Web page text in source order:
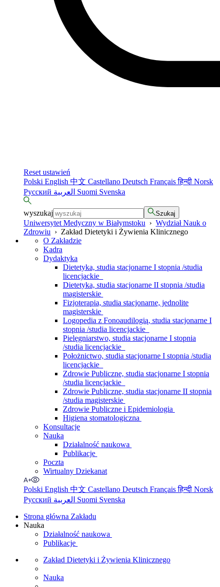
Reset ustawień
Polski English 中文 Castellano Deutsch Françaisहिन्दी Norsk
Русский
Suomi Svenska
wyszukaj Szukaj
Uniwersytet Medyczny w Białymstoku › Wydział Nauk o
Zdrowiu › Zakład Dietetyki i Żywienia Klinicznego
O Zakładzie
Kadra
Dydaktyka
Dietetyka, studia stacjonarne I stopnia /studia
licencjackie
Dietetyka, studia stacjonarne II stopnia /studia
magisterskie
Fizjoterapia, studia stacjonarne, jednolite
magisterskie
Logopedia z Fonoaudilogią, studia stacjonarne I
stopnia /studia licencjackie
Pielęgniarstwo, studia stacjonarne I stopnia
/studia licencjackie
Położnictwo, studia stacjonarne I stopnia /studia
licencjackie
Zdrowie Publiczne, studia stacjonarne I stopnia
/studia licencjackie
Zdrowie Publiczne, studia stacjonarne II stopnia
/studia magisterskie
Zdrowie Publiczne i Epidemiologia
Higiena stomatologiczna
Konsultacje
Nauka
Działalność naukowa
Publikacje
Poczta
Wirtualny Dziekanat
Polski English 中文 Castellano Deutsch Françaisहिन्दी Norsk
Русский
Suomi Svenska
Strona główna Zakładu
Nauka
Działalność naukowa
Publikacje
Zakład Dietetyki i Żywienia Klinicznego
Nauka